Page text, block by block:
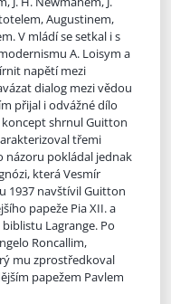
Augustinem,
V mládí se setkal i s
A. Loisym a
napětí mezi
dialog mezi vědou
přijal i odvážné dílo
shrnul Guitton
třemi
názoru pokládal jednak
která Vesmír
1937 navštívil Guitton
papeže Pia XII. a
Lagrange. Po
Roncallim,
mu zprostředkoval
papežem Pavlem